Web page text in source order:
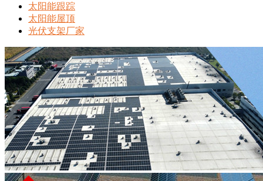
太阳能跟踪
太阳能屋顶
光伏支架厂家